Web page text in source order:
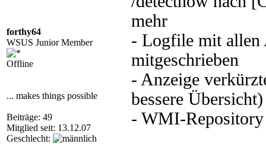
forthy64
WSUS Junior Member
Offline
... makes things possible
Beiträge: 49
Mitglied seit: 13.12.07
Geschlecht:
mehr
- Logfile mit allen
mitgeschrieben
- Anzeige
bessere
- WMI-Repository